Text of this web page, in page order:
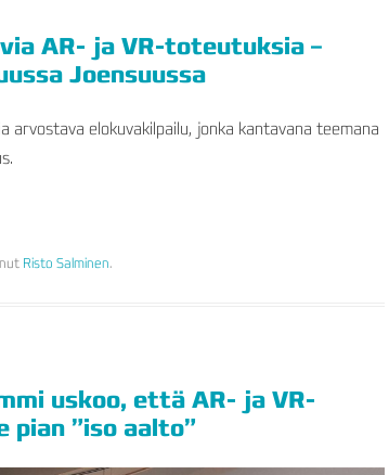
AR- ja VR-toteutuksia –
Joensuussa
elokuvakilpailu, jonka kantavana teemana
Risto Salminen.
uskoo, että AR- ja VR-
pian ”iso aalto”